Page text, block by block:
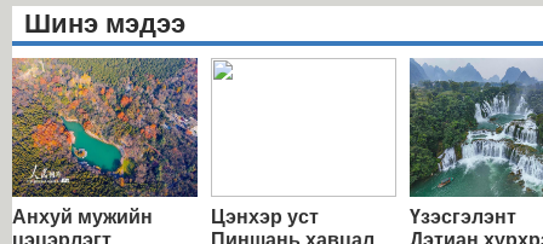
Шинэ мэдээ
Анхуй мужийн
Цэнхэр уст
Үзэсгэлэнт